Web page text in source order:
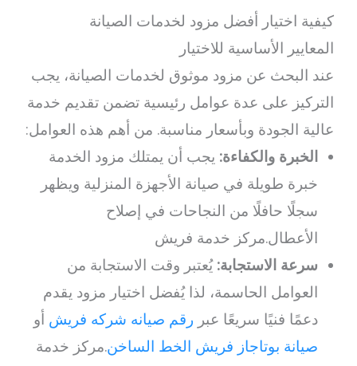
كيفية اختيار أفضل مزود لخدمات الصيانة
المعايير الأساسية للاختيار
عند البحث عن مزود موثوق لخدمات الصيانة، يجب
التركيز على عدة عوامل رئيسية تضمن تقديم خدمة
عالية الجودة وبأسعار مناسبة. من أهم هذه العوامل:
الخبرة والكفاءة: يجب أن يمتلك مزود الخدمة
خبرة طويلة في صيانة الأجهزة المنزلية ويظهر
سجلًا حافلًا من النجاحات في إصلاح
الأعطال.مركز خدمة فريش
سرعة الاستجابة: يُعتبر وقت الاستجابة من
العوامل الحاسمة، لذا يُفضل اختيار مزود يقدم
دعمًا فنيًا سريعًا عبر رقم صيانه شركه فريش أو
صيانة بوتاجاز فريش الخط الساخن.مركز خدمة